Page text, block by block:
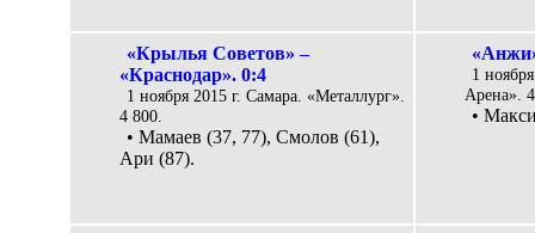
«Крылья Советов» –
«Краснодар». 0:4
1 ноября 2015 г. Самара. «Металлург».
4 800.
• Мамаев (37, 77), Смолов (61),
Ари (87).
1
Арена».
•